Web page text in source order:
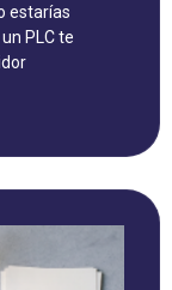
estarías
PLC te